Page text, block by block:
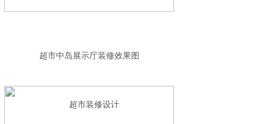
超市中岛展示厅装修效果图